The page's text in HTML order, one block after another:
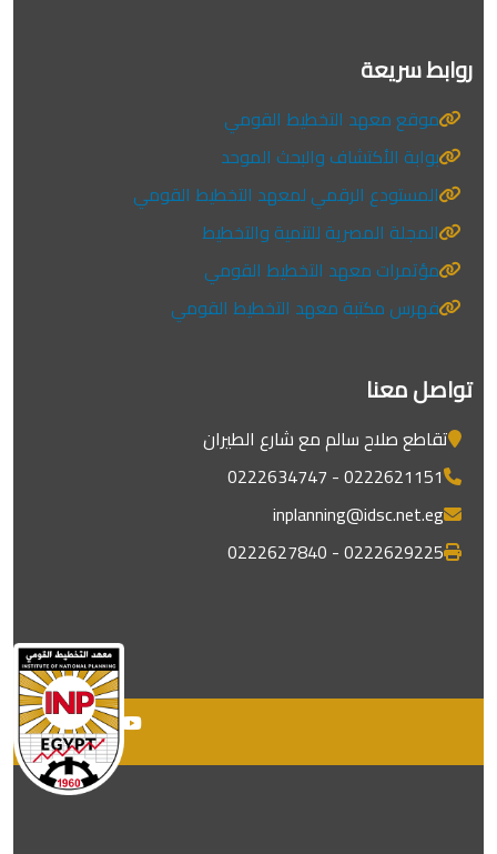
روابط سريعة
موقع معهد التخطيط القومي
بوابة الأكتشاف والبحث الموحد
المستودع الرقمي لمعهد التخطيط القومي
المجلة المصرية للتنمية والتخطيط
مؤتمرات معهد التخطيط القومي
فهرس مكتبة معهد التخطيط القومي
تواصل معنا
تقاطع صلاح سالم مع شارع الطيران
0222621151 - 0222634747
inplanning@idsc.net.eg
0222629225 - 0222627840